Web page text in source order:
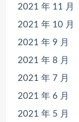
2021 年 11 月
2021 年 10 月
2021 年 9 月
2021 年 8 月
2021 年 7 月
2021 年 6 月
2021 年 5 月